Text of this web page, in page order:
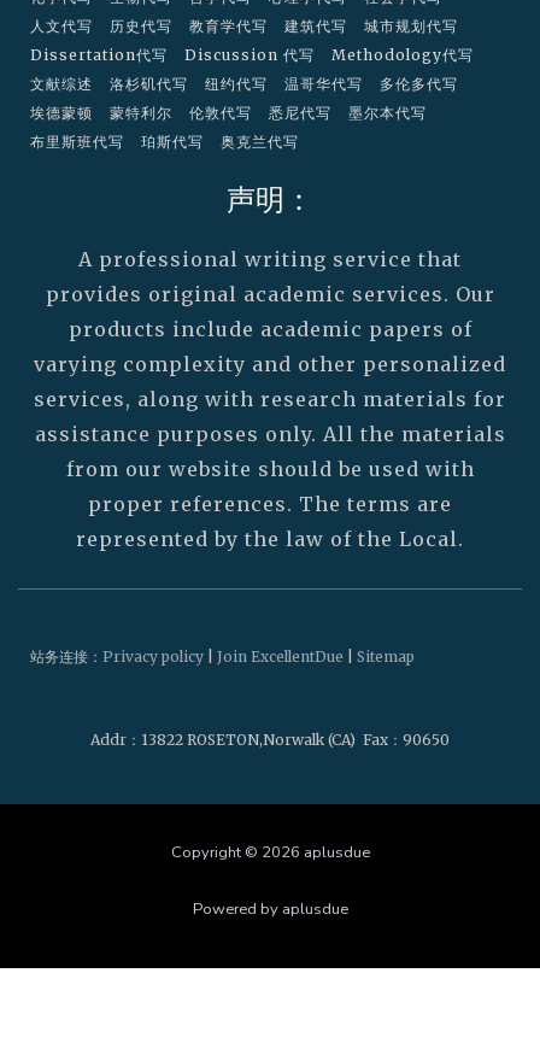
人文代写
历史代写 教育学代写 建筑代写
城市规划代写
Dissertation代写
Discussion 代写
Methodology代写
文献综述
洛杉矶代写 纽约代写 温哥华代写
多伦多代写
埃德蒙顿
蒙特利尔 伦敦代写 悉尼代写
墨尔本代写
布里斯班代写
珀斯代写 奥克兰代写
声明：
A professional writing service that
provides original academic services. Our
products include academic papers of
varying complexity and other personalized
services, along with research materials for
assistance purposes only. All the materials
from our website should be used with
proper references. The terms are
represented by the law of the Local.
Addr ：13822 ROSETON,Norwalk (CA) Fax ：90650
站务连接： Privacy policy Join ExcellentDue Sitemap
Copyright © 2026 aplusdue
Powered by aplusdue